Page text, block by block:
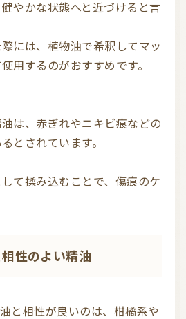
やかな状態へと近づけると言
には、植物油で希釈してマッ
用するのがおすすめです。
は、赤ぎれやニキビ痕などの
とされています。
て揉み込むことで、傷痕のケ
相性のよい精油